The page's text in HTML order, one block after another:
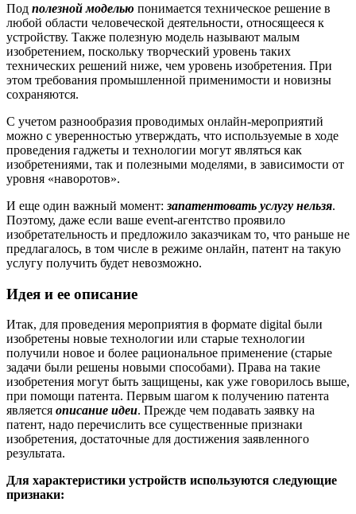
Под полезной моделью понимается техническое решение в
любой области человеческой деятельности, относящееся к
устройству. Также полезную модель называют малым
изобретением, поскольку творческий уровень таких
технических решений ниже, чем уровень изобретения. При
этом требования промышленной применимости и новизны
сохраняются.
С учетом разнообразия проводимых онлайн-мероприятий
можно с уверенностью утверждать, что используемые в ходе
проведения гаджеты и технологии могут являться как
изобретениями, так и полезными моделями, в зависимости от
уровня «наворотов».
И еще один важный момент: запатентовать услугу нельзя.
Поэтому, даже если ваше event-агентство проявило
изобретательность и предложило заказчикам то, что раньше не
предлагалось, в том числе в режиме онлайн, патент на такую
услугу получить будет невозможно.
Идея и ее описание
Итак, для проведения мероприятия в формате digital были
изобретены новые технологии или старые технологии
получили новое и более рациональное применение (старые
задачи были решены новыми способами). Права на такие
изобретения могут быть защищены, как уже говорилось выше,
при помощи патента. Первым шагом к получению патента
является описание идеи. Прежде чем подавать заявку на
патент, надо перечислить все существенные признаки
изобретения, достаточные для достижения заявленного
результата.
Для характеристики устройств используются следующие
признаки: